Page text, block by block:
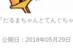
『だるまちゃんとてんぐ
公開日： 2018年05月29日